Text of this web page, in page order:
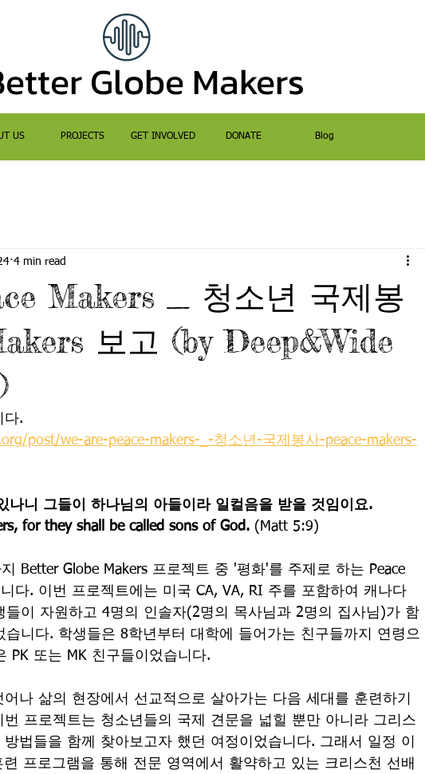
Globe Makers
US PROJECTS GET INVOLVED DONATE Blog
Makers _ 청소년 국제봉
보고 (by Deep&Wide
4 min read
다.
post/we-are-peace-makers-_-청소년-국제봉사-peace-makers-
나니 그들이 하나님의 아들이라 일컬음을 받을 것임이요.
for they shall be called sons of God. (Matt 5:9)
Better Globe Makers 프로젝트 중 '평화'를 주제로 하는 Peace
다. 이번 프로젝트에는 미국 CA, VA, RI 주를 포함하여 캐나다
들이 자원하고 4명의 인솔자(2명의 목사님과 2명의 집사님)가 함
니다. 학생들은 8학년부터 대학에 들어가는 친구들까지 연령으
PK 또는 MK 친구들이었습니다.
나 삶의 현장에서 선교적으로 살아가는 다음 세대를 훈련하기
프로젝트는 청소년들의 국제 견문을 넓힐 뿐만 아니라 그리스
법들을 함께 찾아보고자 했던 여정이었습니다. 그래서 일정 이
련 프로그램을 통해 전문 영역에서 활약하고 있는 크리스천 선배